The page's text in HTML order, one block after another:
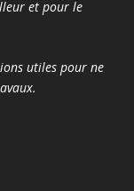
et pour le
utiles pour ne